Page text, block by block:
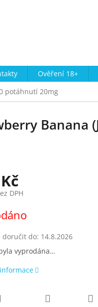
Ověření 18+
potáhnutí 20mg
Banana
DPH
doručit do: 14.8.2026
vyprodána…